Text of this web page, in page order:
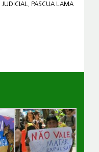
JUDICIAL, PASCUA LAMA